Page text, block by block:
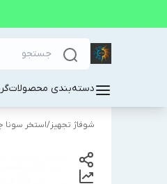
دسته‌بندی محصولات
شوفاژ تجهیز/استخر سونا